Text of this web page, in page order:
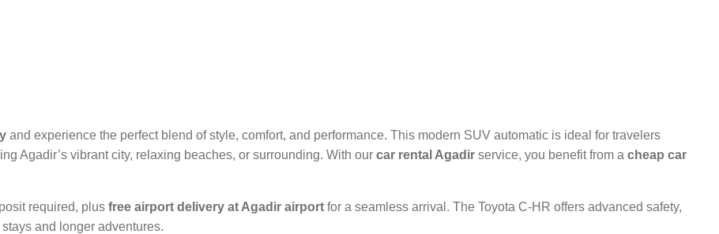
and experience the perfect blend of style, comfort, and performance. This modern SUV automatic is ideal for travelers
Agadir’s vibrant city, relaxing beaches, or surrounding. With our car rental Agadir service, you benefit from a cheap car
required, plus free airport delivery at Agadir airport for a seamless arrival. The Toyota C-HR offers advanced safety,
and longer adventures.